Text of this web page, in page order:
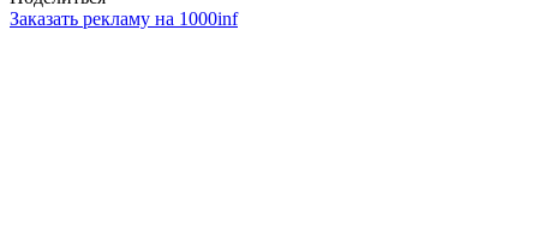
Заказать рекламу на 1000inf